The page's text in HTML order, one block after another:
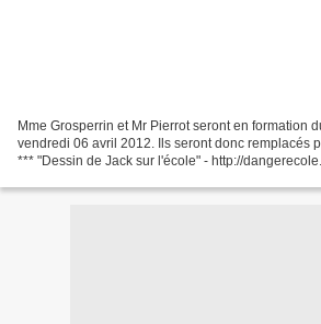
Mme Grosperrin et Mr Pierrot seront en formation
vendredi 06 avril 2012. Ils seront donc remplacés
*** "Dessin de Jack sur l'école" - http://